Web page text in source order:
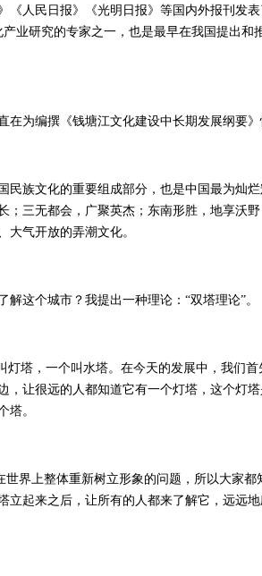
人民日报》《光明日报》等国内外报刊发表
业研究的专家之一，也是最早在我国提出和
为编撰《钱塘江文化建设中长期发展纲要》
族文化的重要组成部分，也是中国最为灿烂
；三无都会，广聚英杰；东南形胜，地享沃
大气开放的弄潮文化。
这个城市？我提出一种理论：“双塔理论”。
塔，一个叫水塔。在今天的发展中，我们首
，让很远的人都知道它有一个灯塔，这个灯
塔。
上整体重新树立形象的问题，所以大家都
立起来之后，让所有的人都来了解它，远远